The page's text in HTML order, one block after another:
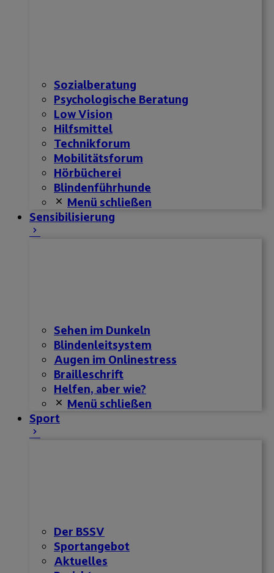
Sozialberatung
Psychologische Beratung
Low Vision
Hilfsmittel
Technikforum
Mobilitätsforum
Hörbücherei
Blindenführhunde
Menü schließen
Sensibilisierung
Sehen im Dunkeln
Blindenleitsystem
Augen im Onlinestress
Brailleschrift
Helfen, aber wie?
Menü schließen
Sport
Der BSSV
Sportangebot
Aktuelles